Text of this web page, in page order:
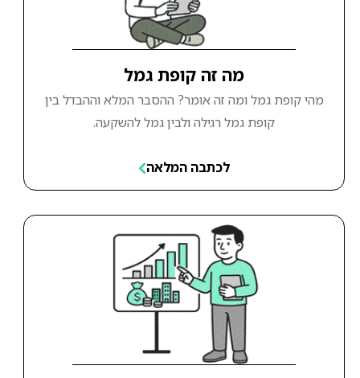
מה זה קופת גמל
מהי קופת גמל ומה זה אומר? ההסבר המלא וההבדל בין
קופת גמל רגילה ולבין גמל להשקעה.
לכתבה המלאה